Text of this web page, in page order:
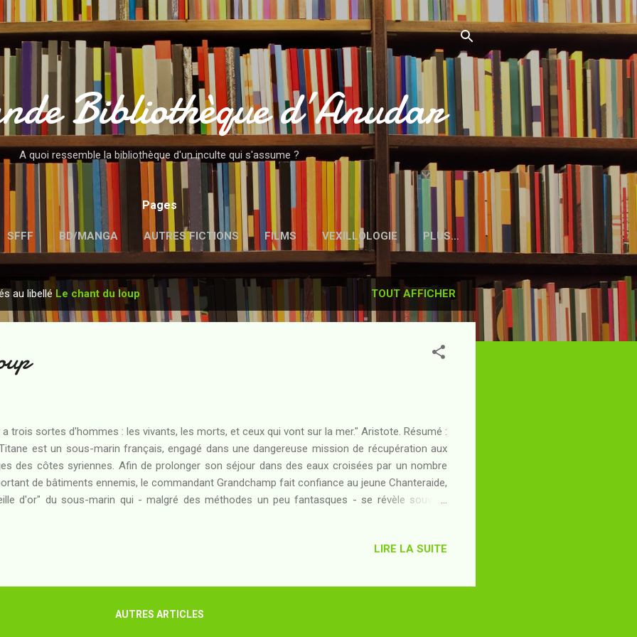
Accéder au contenu principal
Bibliothèque d’Anudar
A quoi ressemble la bibliothèque d'un inculte qui s'assume ?
Pages
SFFF BD/MANGA AUTRES FICTIONS FILMS VEXILLOLOGIE PLUS…
MENTIONS LÉGALES
au libellé Le chant du loup TOUT AFFICHER
a trois sortes d'hommes : les vivants, les morts, et ceux qui vont sur la mer." Aristote. Résumé :
est un sous-marin français, engagé dans une dangereuse mission de récupération aux
des côtes syriennes. Afin de prolonger son séjour dans des eaux croisées par un nombre
de bâtiments ennemis, le commandant Grandchamp fait confiance au jeune Chanteraide,
d'or" du sous-marin qui - malgré des méthodes un peu fantasques - se révèle souvent
et les critiques : au moment où les tensions internationales ne cessent de grimper, les
pourraient avoir un tout autre enjeu que la seule fierté professionne...
LIRE LA SUITE
AUTRES ARTICLES